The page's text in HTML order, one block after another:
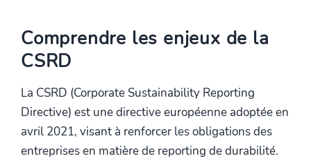
Comprendre les enjeux de la
CSRD
La CSRD (Corporate Sustainability Reporting
Directive) est une directive européenne adoptée en
avril 2021, visant à renforcer les obligations des
entreprises en matière de reporting de durabilité.